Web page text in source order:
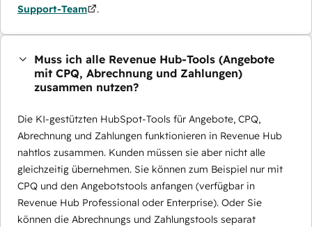
Support-Team
.
Muss ich alle Revenue Hub-Tools (Angebote
mit CPQ, Abrechnung und Zahlungen)
zusammen nutzen?
Die KI-gestützten HubSpot-Tools für Angebote, CPQ,
Abrechnung und Zahlungen funktionieren in Revenue Hub
nahtlos zusammen. Kunden müssen sie aber nicht alle
gleichzeitig übernehmen. Sie können zum Beispiel nur mit
CPQ und den Angebotstools anfangen (verfügbar in
Revenue Hub Professional oder Enterprise). Oder Sie
können die Abrechnungs und Zahlungstools separat